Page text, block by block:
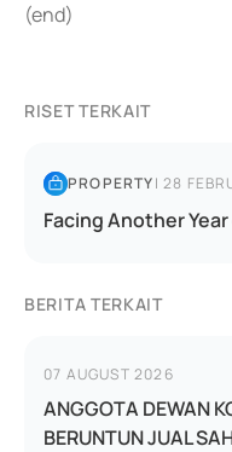
(end)
RISET TERKAIT
PROPERTY|28
Facing Another
BERITA TERKAIT
07 AUGUST 2026
ANGGOTA DEWAN
BERUNTUN JUAL